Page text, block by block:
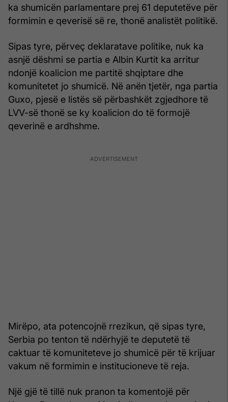
ka shumicën parlamentare prej 61 deputetëve për
formimin e qeverisë së re, thonë analistët politikë.
Sipas tyre, përveç deklaratave politike, nuk ka
asnjë dëshmi se partia e Albin Kurtit ka arritur
ndonjë koalicion me partitë shqiptare dhe
komunitetet jo shumicë. Në anën tjetër, nga partia
Guxo, pjesë e listës së përbashkët zgjedhore të
LVV-së thonë se ky koalicion do të formojë
qeverinë e ardhshme.
Mirëpo, ata potencojnë rrezikun, që sipas tyre,
Serbia po tenton të ndërhyjë te deputetë të
caktuar të komuniteteve jo shumicë për të krijuar
vakum në formimin e institucioneve të reja.
Një gjë të tillë nuk pranon ta komentojë për